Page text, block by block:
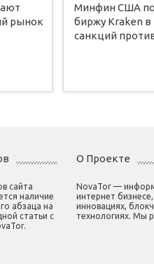
рынок
Минфин США
биржу Kraken
санкций
сайта
наличие
абзаца на
статьи с
О Проекте
NovaTor —
интернет
инновациях,
технологиях. Мы